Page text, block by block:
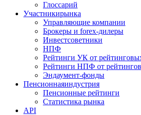
Глоссарий
Участникирынка
Управляющие компании
Брокеры и forex-дилеры
Инвестсоветники
НПФ
Рейтинги УК от
Рейтинги НПФ от
Эндаумент-фонды
Пенсионнаяиндустрия
Пенсионные рейтинги
Статистика рынка
API